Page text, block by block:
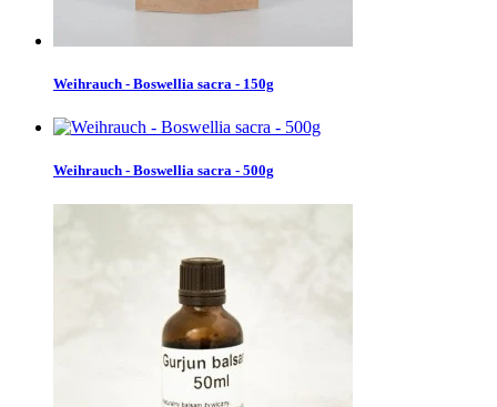
Weihrauch - Boswellia sacra - 150g
Weihrauch - Boswellia sacra - 500g